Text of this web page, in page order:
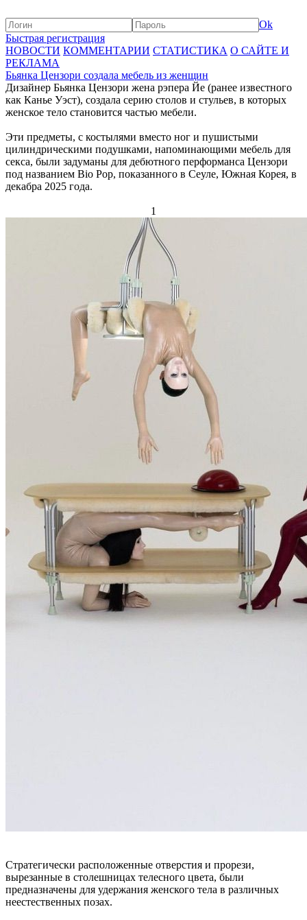
Ok
Быстрая регистрация
НОВОСТИ КОММЕНТАРИИ СТАТИСТИКА О САЙТЕ И
РЕКЛАМА
Бьянка Цензори создала мебель из женщин
Дизайнер Бьянка Цензори жена рэпера Йе (ранее известного
как Канье Уэст), создала серию столов и стульев, в которых
женское тело становится частью мебели.
Эти предметы, с костылями вместо ног и пушистыми
цилиндрическими подушками, напоминающими мебель для
секса, были задуманы для дебютного перформанса Цензори
под названием Bio Pop, показанного в Сеуле, Южная Корея, в
декабра 2025 года.
1
Стратегически расположенные отверстия и прорези,
вырезанные в столешницах телесного цвета, были
предназначены для удержания женского тела в различных
неестественных позах.